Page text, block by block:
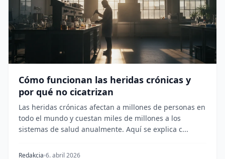
Cómo funcionan las heridas crónicas y
por qué no cicatrizan
Las heridas crónicas afectan a millones de personas en
todo el mundo y cuestan miles de millones a los
sistemas de salud anualmente. Aquí se explica c...
Redakcia 6. abril 2026